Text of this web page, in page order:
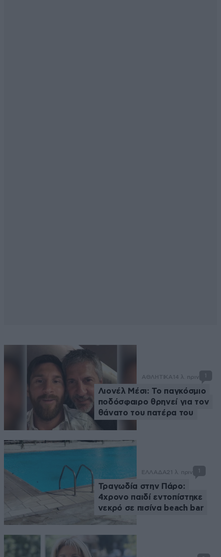
ΑΘΛΗΤΙΚΑ 14 λ. πριν 1
Λιονέλ Μέσι: Το παγκόσμιο
ποδόσφαιρο θρηνεί για τον
θάνατο του πατέρα του
ΕΛΛΑΔΑ21 λ. πριν 1
Τραγωδία στην Πάρο:
4χρονο παιδί εντοπίστηκε
νεκρό σε πισίνα beach bar